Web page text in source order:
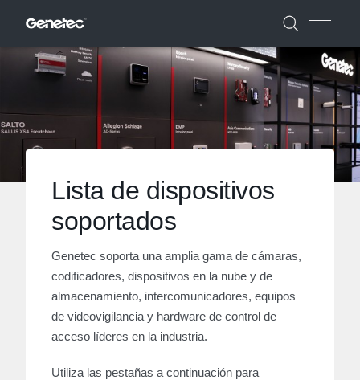
Lista de dispositivos
soportados
Genetec soporta una amplia gama de cámaras,
codificadores, dispositivos en la nube y de
almacenamiento, intercomunicadores, equipos
de videovigilancia y hardware de control de
acceso líderes en la industria.
Utiliza las pestañas a continuación para